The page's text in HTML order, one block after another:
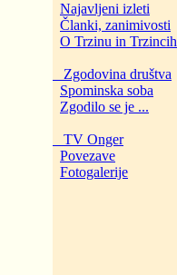
Najavljeni izleti
Članki, zanimivosti
O Trzinu in Trzincih
Zgodovina društva
Spominska soba
Zgodilo se je ...
TV Onger
Povezave
Fotogalerije